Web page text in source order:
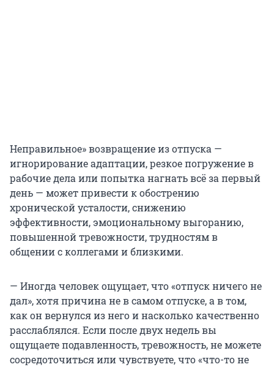
Неправильное» возвращение из отпуска —
игнорирование адаптации, резкое погружение в
рабочие дела или попытка нагнать всё за первый
день — может привести к обострению
хронической усталости, снижению
эффективности, эмоциональному выгоранию,
повышенной тревожности, трудностям в
общении с коллегами и близкими.
— Иногда человек ощущает, что «отпуск ничего не
дал», хотя причина не в самом отпуске, а в том,
как он вернулся из него и насколько качественно
расслаблялся. Если после двух недель вы
ощущаете подавленность, тревожность, не можете
сосредоточиться или чувствуете, что «что-то не